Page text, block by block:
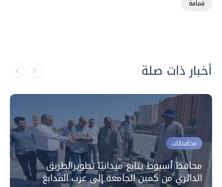
قمامة
أخبار ذات صلة
محافظات
محافظ أسيوط يتابع ميدانيًا تطويرالطريق
الدائري من كمين الجامعة إلى عرب المدابغ